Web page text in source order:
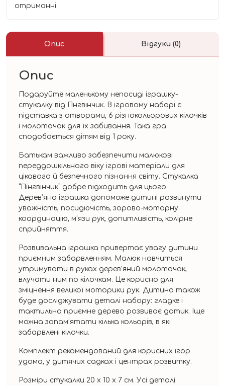
отриманні
Опис Відгуки (0)
Опис
Подаруйте маленькому непосиді іграшку-
стукалку від Пнгвінчик. В ігровому наборі є
підставка з отворами, 6 різнокольорових кілочків
і молоточок для їх забивання. Така гра
сподобається дітям від 1 року.
Батькам важливо забезпечити малюкові
переддошкільного віку ігрові матеріали для
цікавого й безпечного пізнання світу. Стукалка
“Пінгвінчик” добре підходить для цього.
Дерев’яна іграшка допоможе дитині розвинути
уважність, посидючість, зорово-моторну
координацію, м’язи рук, допитливість, колірне
сприйняття.
Розвивальна іграшка привертає увагу дитини
приємним забарвленням. Малюк навчиться
утримувати в руках дерев’яний молоточок,
влучати ним по кілочкам. Це корисно для
зміцнення великої моторики рук. Дитина також
буде досліджувати деталі набору: гладке і
тактильно приємне дерево розвиває дотик. Іще
можна запам’ятати кілька кольорів, в які
забарвлені кілочки.
Комплект рекомендований для корисних ігор
удома, у дитячих садках і центрах розвитку.
Розміри стукалки 20 х 10 х 7 см. Усі деталі